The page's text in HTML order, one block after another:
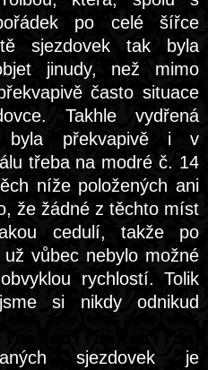
po celé šířce
sjezdovek tak byla
jinudy, než mimo
často situace
Takhle vydřená
byla překvapivě i v
třeba na modré č. 14
níže položených ani
že žádné z těchto míst
cedulí, takže po
vůbec nebylo možné
rychlostí. Tolik
si nikdy odnikud
sjezdovek je